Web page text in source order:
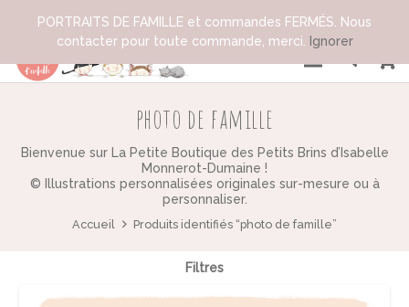
photo de famille
Bienvenue sur La Petite Boutique des Petits Brins d’Isabelle
Monnerot-Dumaine !
© Illustrations personnalisées originales sur-mesure ou à
personnaliser.
Accueil Produits identifiés “photo de famille”
Filtres
PORTRAITS DE FAMILLE et commandes FERMÉS. Nous
contacter pour toute commande, merci.
Ignorer